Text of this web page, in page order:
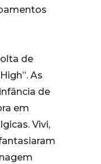
de
As
de
em
Vivi,